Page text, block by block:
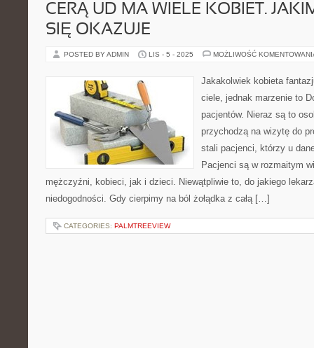
CERĄ UD MA WIELE KOBIET.
SIĘ OKAZUJE
POSTED BY ADMIN LIS - 5 - 2025 MOŻLIWOŚĆ
Jakakolwiek kobieta
ciele, jednak marzenie to
pacjentów. Nieraz są to
przychodzą na wizytę do
stali pacjenci, którzy u
Pacjenci są w rozmaitym
mężczyźni, kobieci, jak i dzieci. Niewątpliwie to, do jakiego
niedogodności. Gdy cierpimy na ból żołądka z całą […]
CATEGORIES: PALMTREEVIEW